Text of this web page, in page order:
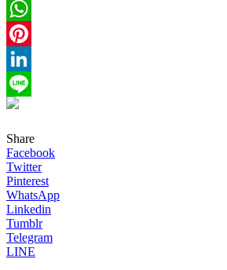
Email
WhatsApp
Pinterest
LinkedIn
Line
Share
Facebook
Twitter
Pinterest
WhatsApp
Linkedin
Tumblr
Telegram
LINE